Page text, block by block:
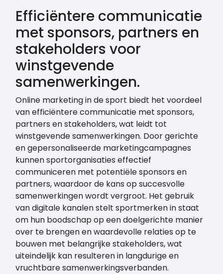
Efficiëntere communicatie
met sponsors, partners en
stakeholders voor
winstgevende
samenwerkingen.
Online marketing in de sport biedt het voordeel
van efficiëntere communicatie met sponsors,
partners en stakeholders, wat leidt tot
winstgevende samenwerkingen. Door gerichte
en gepersonaliseerde marketingcampagnes
kunnen sportorganisaties effectief
communiceren met potentiële sponsors en
partners, waardoor de kans op succesvolle
samenwerkingen wordt vergroot. Het gebruik
van digitale kanalen stelt sportmerken in staat
om hun boodschap op een doelgerichte manier
over te brengen en waardevolle relaties op te
bouwen met belangrijke stakeholders, wat
uiteindelijk kan resulteren in langdurige en
vruchtbare samenwerkingsverbanden.